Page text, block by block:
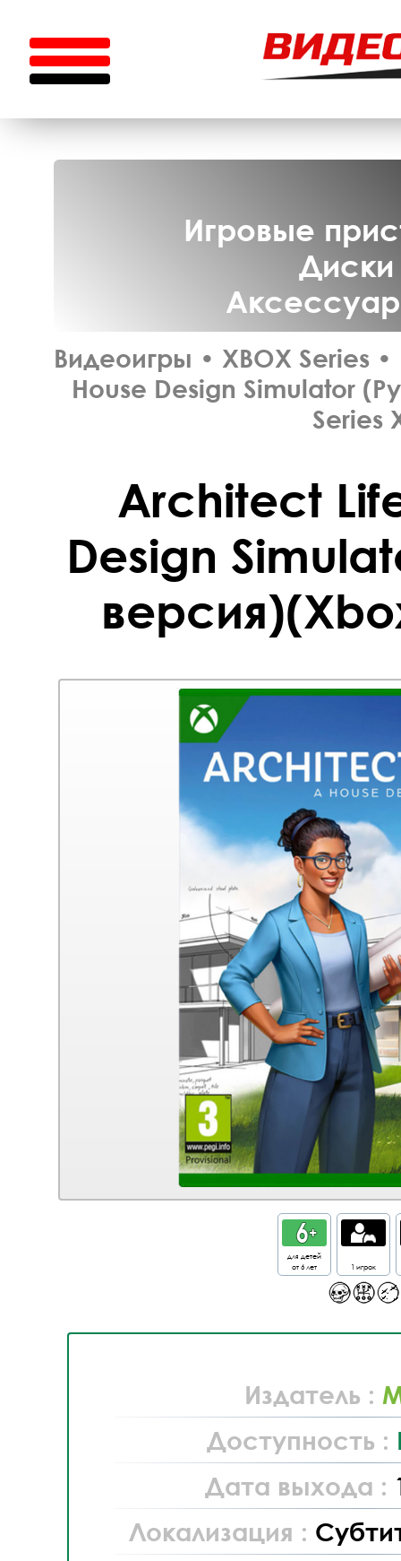
Игровые
Диски
Видеоигры • XBOX Series•
House Design Simulator
Series
Architect
Design
для детей
от 6 лет
1 игрок
Издатель :
Доступность :
Дата выхода :
Локализация :